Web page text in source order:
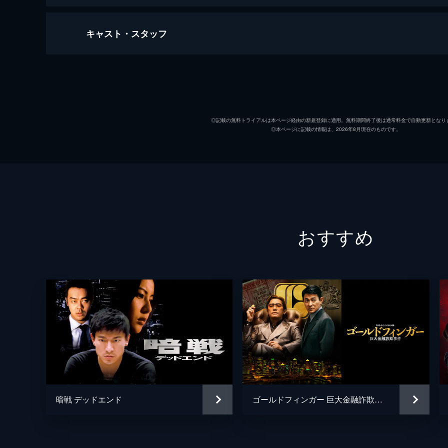
バーニング・ダウン 爆発都市
キャスト・スタッフ
ティ
ベン
ウィ
ベイ
ハーマ
◎記載の無料トライアルは本ページ経由の新規登録に適用。無料期間終了後は通常料金で自動更新となり
◎本ページに記載の情報は、2026年8月現在のものです。
おすすめ
暗戦 デッドエンド ゴールドフィンガー 巨大金融詐欺事件